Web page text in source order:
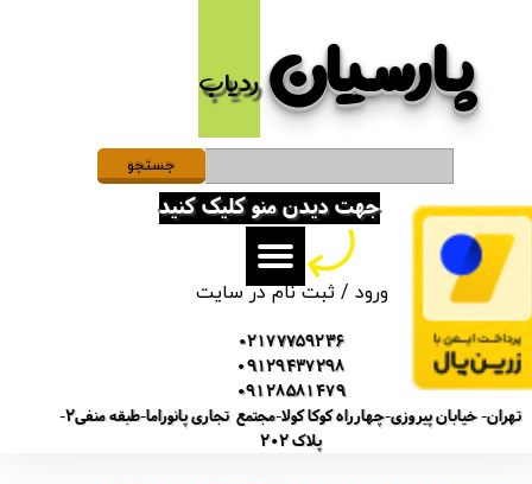
پارسیان​​​​​​​ردیاب
ورود /ثبت نام در سایت
حساب کاربری من
تغییر گذر واژه
سفارشات
خروج از حساب کاربری
02177759236
09129437298
09128581479
تهران- خیابان پیروزی-چهارراه کوکا کولا-مجتمع تجاری پانوراما-طبقه منفی2-
پلاک 202
جهت دیدن منو کلیک کنید
جستجو